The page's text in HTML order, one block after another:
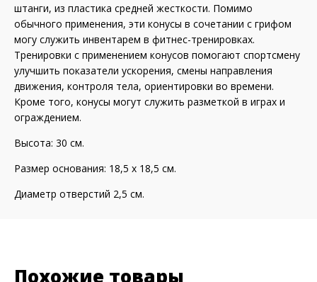
штанги, из пластика средней жесткости. Помимо
обычного применения, эти конусы в сочетании с грифом
могу служить инвентарем в фитнес-тренировках.
Тренировки с применением конусов помогают спортсмену
улучшить показатели ускорения, смены направления
движения, контроля тела, ориентировки во времени.
Кроме того, конусы могут служить разметкой в играх и
ограждением.
Высота: 30 см.
Размер основания: 18,5 х 18,5 см.
Диаметр отверстий 2,5 см.
Похожие товары